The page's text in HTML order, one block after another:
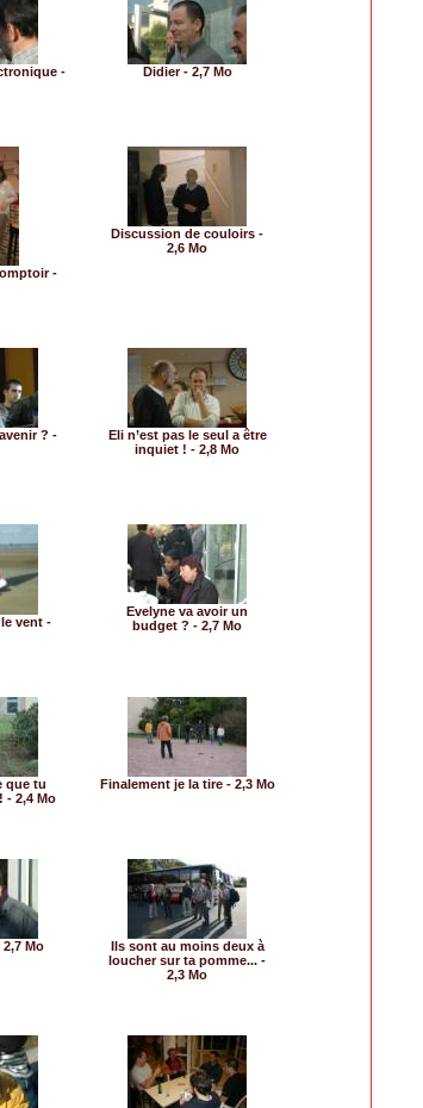
-
Didier - 2,7 Mo
-
Discussion de couloirs -
2,6 Mo
? -
Eli n’est pas le seul a être
inquiet ! - 2,8 Mo
vent -
Evelyne va avoir un
budget ? - 2,7 Mo
que tu
- 2,4 Mo
Finalement je la tire - 2,3 Mo
Mo
Ils sont au moins deux à
loucher sur ta pomme... -
2,3 Mo